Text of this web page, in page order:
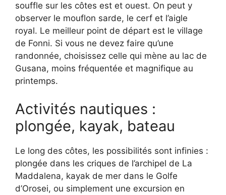
souffle sur les côtes est et ouest. On peut y
observer le mouflon sarde, le cerf et l’aigle
royal. Le meilleur point de départ est le village
de Fonni. Si vous ne devez faire qu’une
randonnée, choisissez celle qui mène au lac de
Gusana, moins fréquentée et magnifique au
printemps.
Activités nautiques :
plongée, kayak, bateau
Le long des côtes, les possibilités sont infinies :
plongée dans les criques de l’archipel de La
Maddalena, kayak de mer dans le Golfe
d’Orosei, ou simplement une excursion en